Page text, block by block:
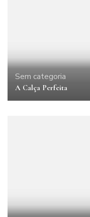
Sem categoria
A Calça Perfeita